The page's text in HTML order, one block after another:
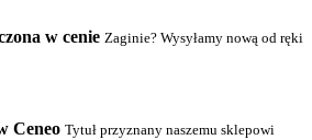
w cenie Zaginie? Wysyłamy nową od ręki
Ceneo Tytuł przyznany naszemu sklepowi